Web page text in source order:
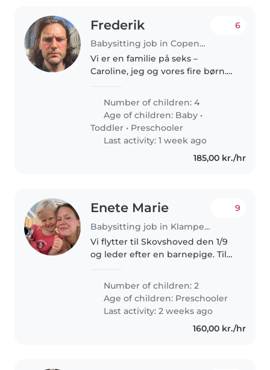
Frederik
Babysitting job in Copenhagen
6
Vi er en familie på seks –
Caroline, jeg og vores fire børn.
uforudsigelige øjeblikke, men
også af nærvær, nysgerrighed
og fælles måltider omkring..
Number of children: 4
Age of children: Baby •
Toddler • Preschooler
Last activity: 1 week ago
185,00 kr./hr
Enete Marie
Babysitting job in Klampenborg
9
Vi flytter til Skovshoved den 1/9
og leder efter en barnepige. Til
barn, og der har vi brug for en
fuldtid. Indtil januar vil vi også
godt kunne tilbyde..
Number of children: 2
Age of children: Preschooler
Last activity: 2 weeks ago
160,00 kr./hr